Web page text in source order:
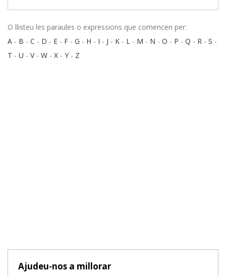
O llisteu les paraules o expressions que comencen per:
A - B - C - D - E - F - G - H - I - J - K - L - M - N - O - P - Q - R - S -
T - U - V- W - X - Y - Z
Ajudeu-nos a millorar